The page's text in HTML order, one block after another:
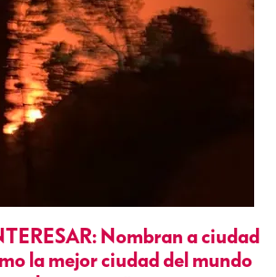
Nombran a ciudad
la mejor ciudad del mundo